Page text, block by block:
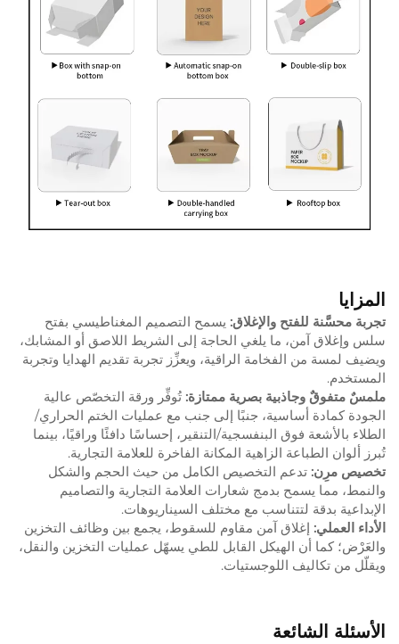
المزايا
تجربة محسَّنة للفتح والإغلاق: يسمح التصميم المغناطيسي بفتح
سلس وإغلاق آمن، ما يلغي الحاجة إلى الشريط اللاصق أو المشابك،
ويضيف لمسة من الفخامة الراقية، ويعزِّز تجربة تقديم الهدايا وتجربة
المستخدم.
ملمسٌ متفوقٌ وجاذبية بصرية ممتازة: تُوفِّر ورقة التخصّص عالية
الجودة كمادة أساسية، جنبًا إلى جنب مع عمليات الختم الحراري/
الطلاء بالأشعة فوق البنفسجية/التنقير، إحساسًا دافئًا وراقيًا، بينما
تُبرز ألوان الطباعة الزاهية المكانة الفاخرة للعلامة التجارية.
تخصيص مرِن: تدعم التخصيص الكامل من حيث الحجم والشكل
والنمط، مما يسمح بدمج شعارات العلامة التجارية والتصاميم
الإبداعية بدقة لتتناسب مع مختلف السيناريوهات.
الأداء العملي: إغلاق آمن مقاوم للسقوط، يجمع بين وظائف التخزين
والعَرْض؛ كما أن الهيكل القابل للطي يسهّل عمليات التخزين والنقل،
ويقلّل من تكاليف اللوجستيات.
الأسئلة الشائعة